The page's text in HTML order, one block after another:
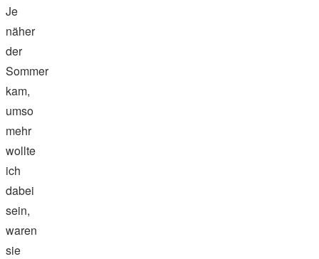
Je
näher
der
Sommer
kam,
umso
mehr
wollte
ich
dabei
sein,
waren
sie